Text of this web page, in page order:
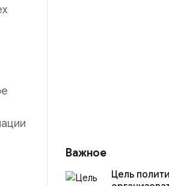
Важное
Цель